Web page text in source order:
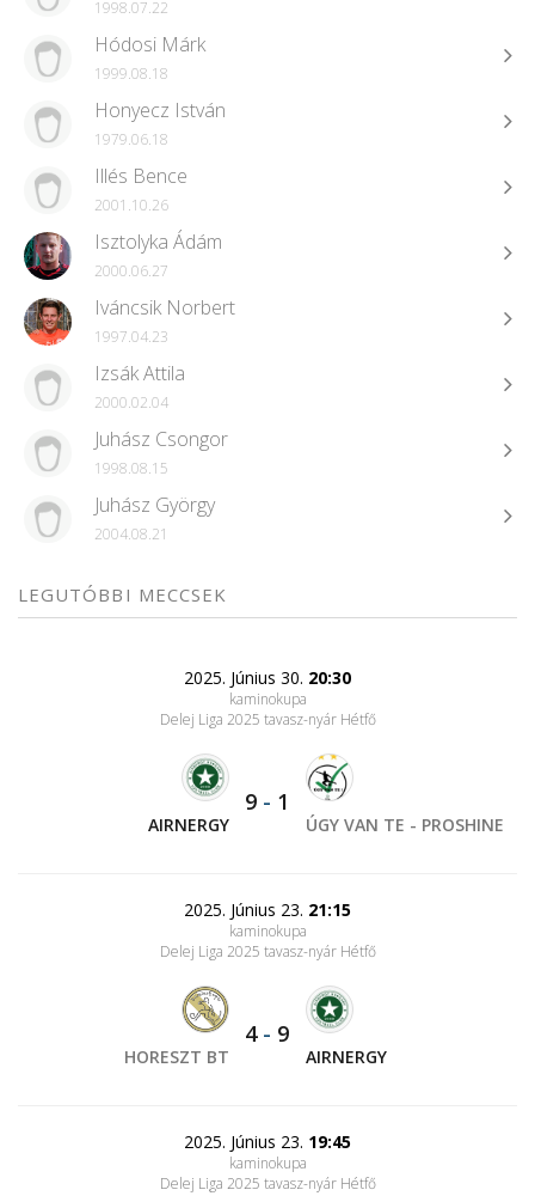
1998.07.22
Hódosi Márk
1999.08.18
Honyecz István
1979.06.18
Illés Bence
2001.10.26
Isztolyka Ádám
2000.06.27
Iváncsik Norbert
1997.04.23
Izsák Attila
2000.02.04
Juhász Csongor
1998.08.15
Juhász György
2004.08.21
LEGUTÓBBI MECCSEK
2025. Június 30. 20:30
kaminokupa
Delej Liga 2025 tavasz-nyár Hétfő
AIRNERGY
9 - 1
ÚGY VAN TE - PROSHINE
2025. Június 23. 21:15
kaminokupa
Delej Liga 2025 tavasz-nyár Hétfő
HORESZT BT
4- 9
AIRNERGY
2025. Június 23. 19:45
kaminokupa
Delej Liga 2025 tavasz-nyár Hétfő